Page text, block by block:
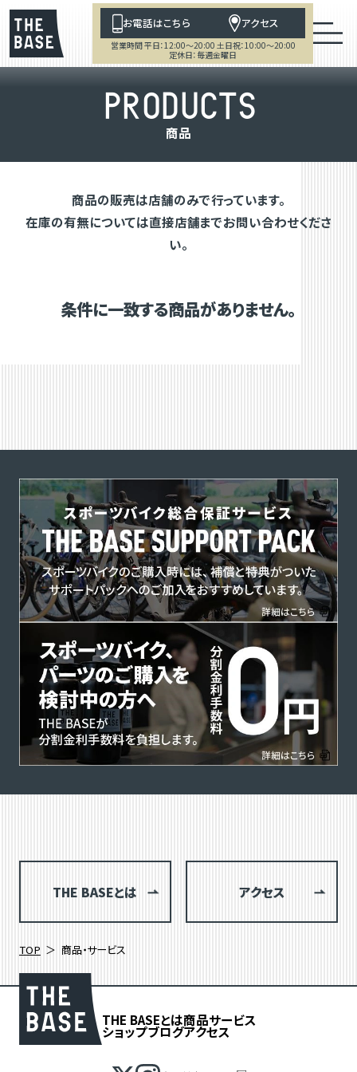
お電話はこちら アクセス
営業時間 平日：12:00～20:00 土日祝：10:00～20:00
定休日：毎週金曜日
PRODUCTS
商品
商品の販売は店舗のみで行っています。
在庫の有無については直接店舗までお問い合わせくださ
い。
条件に一致する商品がありません。
THE BASEとは アクセス
TOP 商品・サービス
THE BASEとは商品サービス
ショップブログアクセス